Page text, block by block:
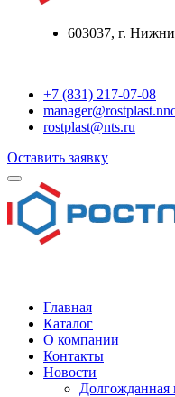
603037, г.
+7 (831) 217-07-08
rostplast@nts.ru
Оставить заявку
Главная
Каталог
О компании
Контакты
Новости
Долгожданная